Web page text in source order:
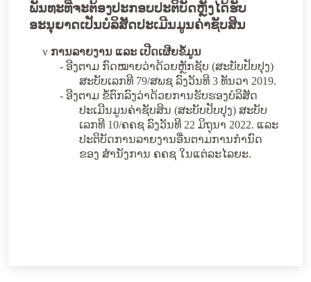
ພັນທະທີ່ຈະຕ້ອງປະກອບປະຕິບັດຫຼັງໄດ້ຮັບ
ອະນຸຍາດເປັນບໍລິສັດປະເມີນມູນຄ່າຊັບສິນ
v ການລາຍງານ ແລະ ເປີດເຜີຍຂໍ້ມູນ
- ອີງຕາມ ກົດໝາຍວ່າດ້ວຍຫຼັກຊັບ (ສະບັບປັບປຸງ)
ສະບັບເລກທີ 79/ສພຊ ລົງ​ວັນ​ທີ 3 ທັນວາ 2019.
- ອີງຕາມ ຂໍ້ຕົກລົງວ່າດ້ວຍການຮັບຮອງບໍລິສັດ
ປະເມີນມູນຄ່າຊັບສິນ (ສະບັບປັບປຸງ) ສະບັບ
ເລກທີ 10/ຄຄຊ ລົງວັນທີ 22 ມິຖຸນາ 2022. ແລະ
ປະຕິບັດການລາຍງານອື່ນຕາມການກຳນົດ
ຂອງ ສຳນັງການ ຄຄຊ ໃນແຕ່ລະໄລຍະ.